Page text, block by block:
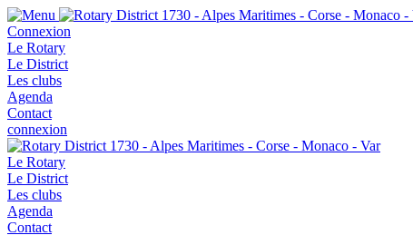
Connexion
Le Rotary
Le District
Les clubs
Agenda
Contact
connexion
Le Rotary
Le District
Les clubs
Agenda
Contact